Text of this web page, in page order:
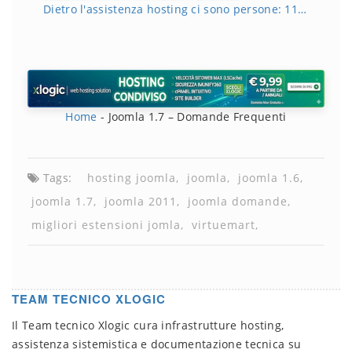
Dietro l'assistenza hosting ci sono persone: 11…
Home - Joomla 1.7 – Domande Frequenti
Tags: hosting joomla joomla
joomla 1.6
joomla 1.7
joomla 2011
joomla domande
migliori estensioni jomla
virtuemart
TEAM TECNICO XLOGIC
Il Team tecnico Xlogic cura infrastrutture hosting,
assistenza sistemistica e documentazione tecnica su